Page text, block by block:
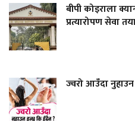
बीपी कोइराला
प्रत्यारोपण सेवा
ज्वरो आउँदा